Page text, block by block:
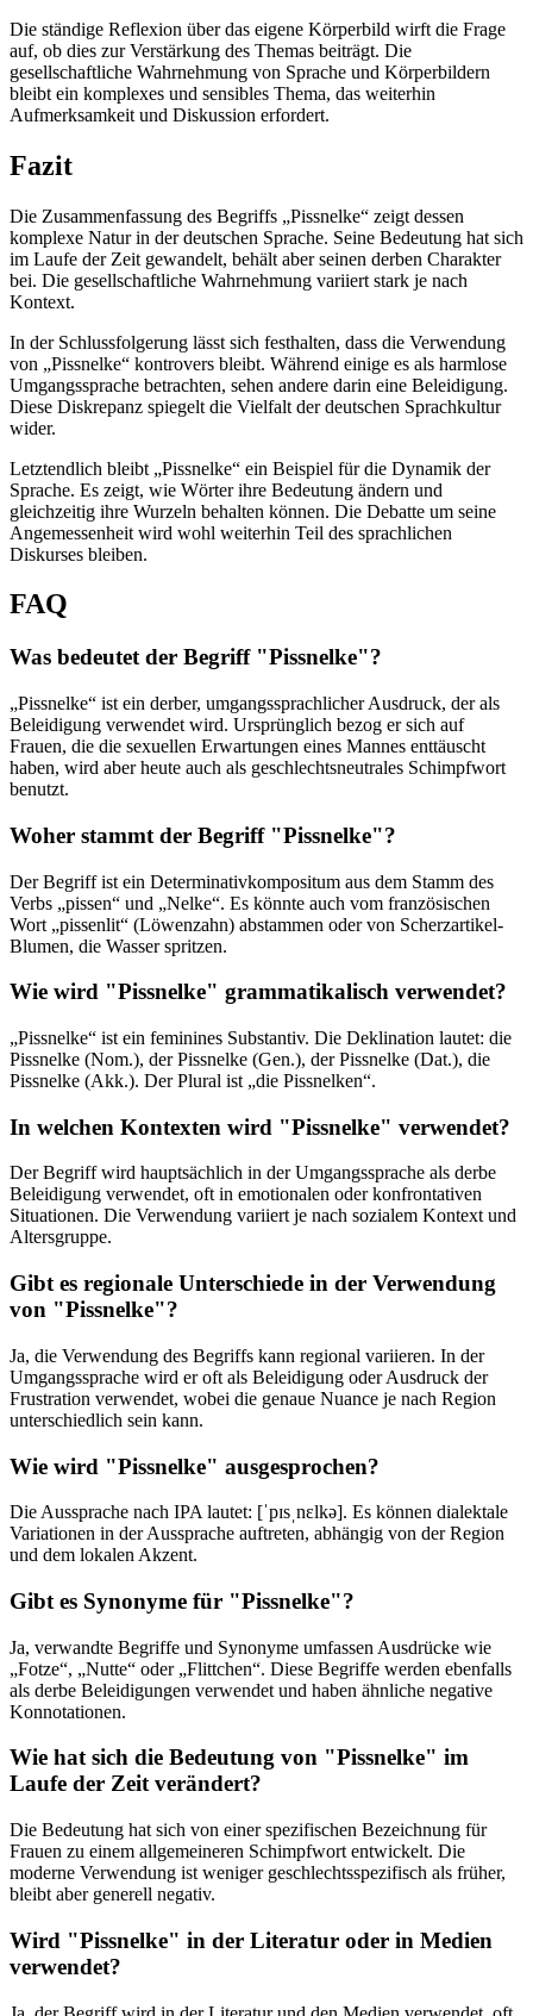
Die ständige Reflexion über das eigene Körperbild wirft die Frage
auf, ob dies zur Verstärkung des Themas beiträgt. Die
gesellschaftliche Wahrnehmung von Sprache und Körperbildern
bleibt ein komplexes und sensibles Thema, das weiterhin
Aufmerksamkeit und Diskussion erfordert.
Fazit
Die Zusammenfassung des Begriffs „Pissnelke“ zeigt dessen
komplexe Natur in der deutschen Sprache. Seine Bedeutung hat sich
im Laufe der Zeit gewandelt, behält aber seinen derben Charakter
bei. Die gesellschaftliche Wahrnehmung variiert stark je nach
Kontext.
In der Schlussfolgerung lässt sich festhalten, dass die Verwendung
von „Pissnelke“ kontrovers bleibt. Während einige es als harmlose
Umgangssprache betrachten, sehen andere darin eine Beleidigung.
Diese Diskrepanz spiegelt die Vielfalt der deutschen Sprachkultur
wider.
Letztendlich bleibt „Pissnelke“ ein Beispiel für die Dynamik der
Sprache. Es zeigt, wie Wörter ihre Bedeutung ändern und
gleichzeitig ihre Wurzeln behalten können. Die Debatte um seine
Angemessenheit wird wohl weiterhin Teil des sprachlichen
Diskurses bleiben.
FAQ
Was bedeutet der Begriff "Pissnelke"?
„Pissnelke“ ist ein derber, umgangssprachlicher Ausdruck, der als
Beleidigung verwendet wird. Ursprünglich bezog er sich auf
Frauen, die die sexuellen Erwartungen eines Mannes enttäuscht
haben, wird aber heute auch als geschlechtsneutrales Schimpfwort
benutzt.
Woher stammt der Begriff "Pissnelke"?
Der Begriff ist ein Determinativkompositum aus dem Stamm des
Verbs „pissen“ und „Nelke“. Es könnte auch vom französischen
Wort „pissenlit“ (Löwenzahn) abstammen oder von Scherzartikel-
Blumen, die Wasser spritzen.
Wie wird "Pissnelke" grammatikalisch verwendet?
„Pissnelke“ ist ein feminines Substantiv. Die Deklination lautet: die
Pissnelke (Nom.), der Pissnelke (Gen.), der Pissnelke (Dat.), die
Pissnelke (Akk.). Der Plural ist „die Pissnelken“.
In welchen Kontexten wird "Pissnelke" verwendet?
Der Begriff wird hauptsächlich in der Umgangssprache als derbe
Beleidigung verwendet, oft in emotionalen oder konfrontativen
Situationen. Die Verwendung variiert je nach sozialem Kontext und
Altersgruppe.
Gibt es regionale Unterschiede in der Verwendung
von "Pissnelke"?
Ja, die Verwendung des Begriffs kann regional variieren. In der
Umgangssprache wird er oft als Beleidigung oder Ausdruck der
Frustration verwendet, wobei die genaue Nuance je nach Region
unterschiedlich sein kann.
Wie wird "Pissnelke" ausgesprochen?
Die Aussprache nach IPA lautet: [ˈpɪsˌnɛlkə]. Es können dialektale
Variationen in der Aussprache auftreten, abhängig von der Region
und dem lokalen Akzent.
Gibt es Synonyme für "Pissnelke"?
Ja, verwandte Begriffe und Synonyme umfassen Ausdrücke wie
„Fotze“, „Nutte“ oder „Flittchen“. Diese Begriffe werden ebenfalls
als derbe Beleidigungen verwendet und haben ähnliche negative
Konnotationen.
Wie hat sich die Bedeutung von "Pissnelke" im
Laufe der Zeit verändert?
Die Bedeutung hat sich von einer spezifischen Bezeichnung für
Frauen zu einem allgemeineren Schimpfwort entwickelt. Die
moderne Verwendung ist weniger geschlechtsspezifisch als früher,
bleibt aber generell negativ.
Wird "Pissnelke" in der Literatur oder in Medien
verwendet?